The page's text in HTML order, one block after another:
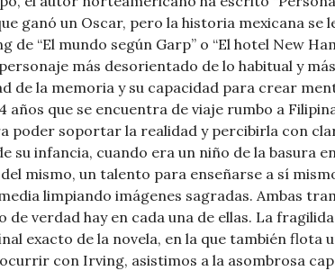
ganó un Oscar, pero la historia mexicana
“El mundo según Garp” o “El hotel New
más desorientado de lo habitual y
de la memoria y su capacidad para crear
años que se encuentra de viaje rumbo a
poder soportar la realidad y percibirla con
infancia, cuando era un niño de la basura
mismo, un talento para enseñarse a sí
limpiando imágenes sagradas. Ambas
verdad hay en cada una de ellas. La
exacto de la novela, en la que también flota
con Irving, asistimos a la asombrosa